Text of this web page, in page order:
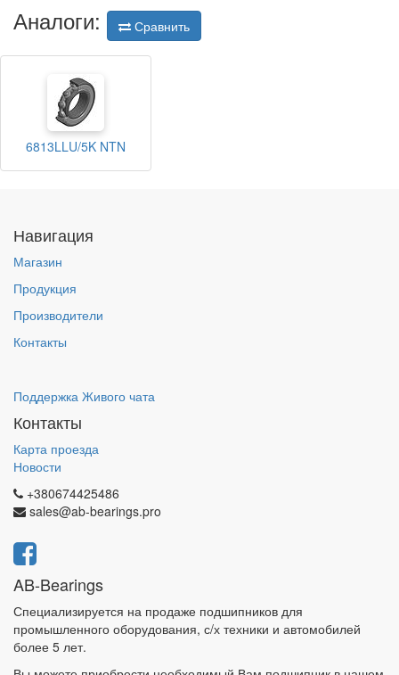
Аналоги: Сравнить
6813LLU/5K NTN
Навигация
Магазин
Продукция
Производители
Контакты
Поддержка Живого чата
Контакты
Карта проезда
Новости
+380674425486
sales@ab-bearings.pro
AB-Bearings
Специализируется на продаже подшипников для
промышленного оборудования, с/х техники и автомобилей
более 5 лет.